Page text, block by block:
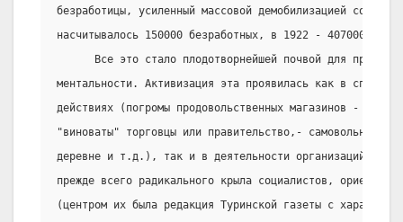
безработицы, усиленный массовой демобилизацией
насчитывалось 150000 безработных, в 1922 - 407000.
Все это стало плодотворнейшей почвой для
ментальности. Активизация эта проявилась как в
действиях (погромы продовольственных магазинов - в
"виноваты" торговцы или правительство,- самовольные
деревне и т.д.), так и в деятельности организаций,
прежде всего радикального крыла социалистов,
(центром их была редакция Туринской газеты с